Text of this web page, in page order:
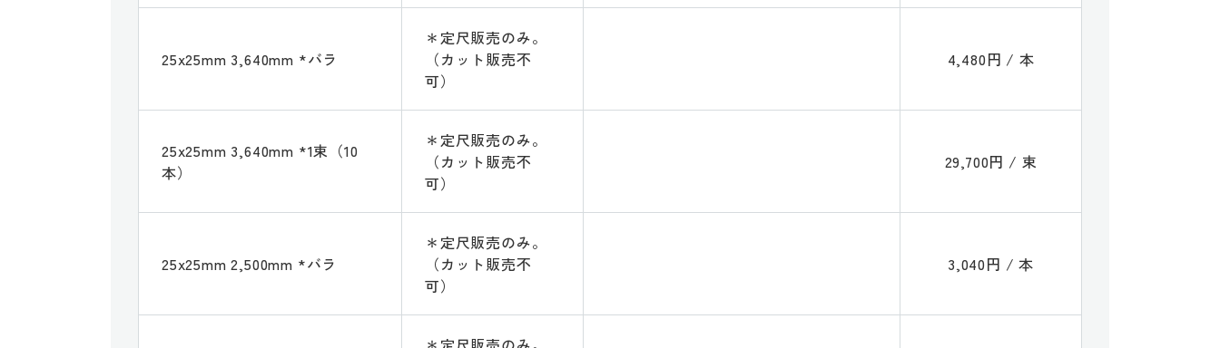
25x25mm 3,640mm *バラ
＊定尺販売のみ。
（カット販売不
可）
4,480円 / 本
25x25mm 3,640mm *1束（10
本）
＊定尺販売のみ。
（カット販売不
可）
29,700円 / 束
25x25mm 2,500mm *バラ
＊定尺販売のみ。
（カット販売不
可）
3,040円 / 本